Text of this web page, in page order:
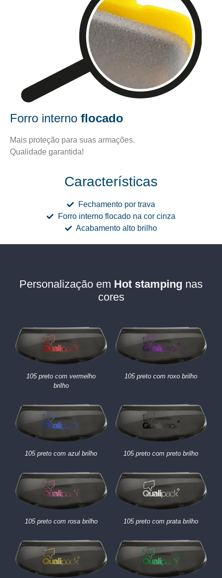
Forro interno flocado
Mais proteção para suas armações.
Qualidade garantida!
Características
Fechamento por trava
Forro interno flocado na cor cinza
Acabamento alto brilho
Personalização em Hot stamping nas
cores
105 preto com vermelho
brilho
105 preto com roxo brilho
105 preto com azul brilho 105 preto com preto brilho
105 preto com rosa brilho 105 preto com prata brilho